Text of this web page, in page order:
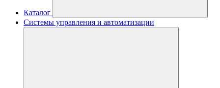
Каталог
Системы управления и автоматизации